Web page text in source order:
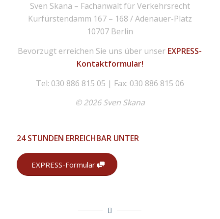
Sven Skana – Fachanwalt für Verkehrsrecht
Kurfürstendamm 167 – 168 / Adenauer-Platz
10707 Berlin
Bevorzugt erreichen Sie uns über unser EXPRESS-
Kontaktformular!
Tel: 030 886 815 05 | Fax: 030 886 815 06
© 2026 Sven Skana
24 STUNDEN ERREICHBAR UNTER
EXPRESS-Formular